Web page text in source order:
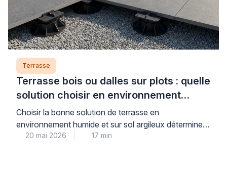
Terrasse
Terrasse bois ou dalles sur plots : quelle
solution choisir en environnement
humide ?
Choisir la bonne solution de terrasse en
environnement humide et sur sol argileux détermine la
durabilité de votre installation pour les 10 à 15 années
20 mai 2026 17 min